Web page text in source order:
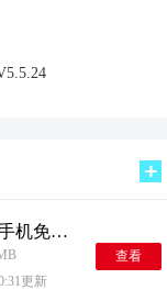
吉他调音器手机免费版
更新
查看